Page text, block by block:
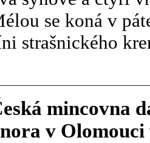
se koná v
strašnického
mincovna
v